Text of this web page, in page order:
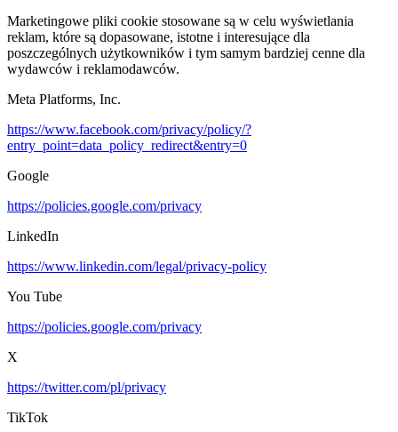
Marketingowe pliki cookie stosowane są w celu wyświetlania
reklam, które są dopasowane, istotne i interesujące dla
poszczególnych użytkowników i tym samym bardziej cenne dla
wydawców i reklamodawców.
Meta Platforms, Inc.
https://www.facebook.com/privacy/policy/?
entry_point=data_policy_redirect&entry=0
Google
https://policies.google.com/privacy
LinkedIn
https://www.linkedin.com/legal/privacy-policy
You Tube
https://policies.google.com/privacy
X
https://twitter.com/pl/privacy
TikTok